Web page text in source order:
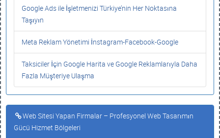
Google Ads ile İşletmenizi Türkiye’nin Her Noktasına
Taşıyın
Meta Reklam Yönetimi İnstagram-Facebook-Google
Taksiciler İçin Google Harita ve Google Reklamlarıyla Daha
Fazla Müşteriye Ulaşma
Web Sitesi Yapan Firmalar – Profesyonel Web Tasarımın
Gücü Hizmet Bölgeleri